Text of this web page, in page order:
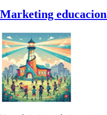
Marketing